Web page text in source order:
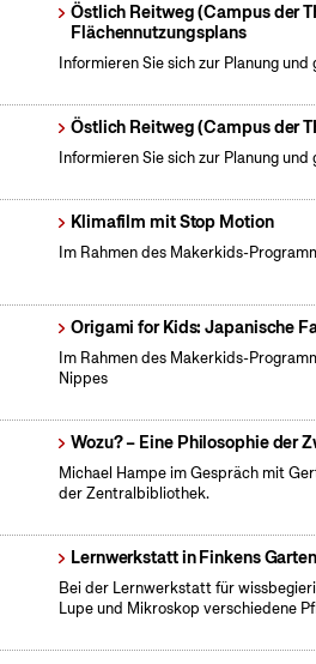
Östlich Reitweg (Campus der
Flächennutzungsplans
Informieren Sie sich zur Planung
Östlich Reitweg (Campus der
Informieren Sie sich zur Planung
Klimafilm mit Stop Motion
Im Rahmen des Makerkids-
Origami for Kids: Japanische
Im Rahmen des Makerkids-
Nippes
Wozu? – Eine Philosophie der
Michael Hampe im Gespräch mit
der Zentralbibliothek.
Lernwerkstatt in Finkens Garten
Bei der Lernwerkstatt für
Lupe und Mikroskop verschiedene